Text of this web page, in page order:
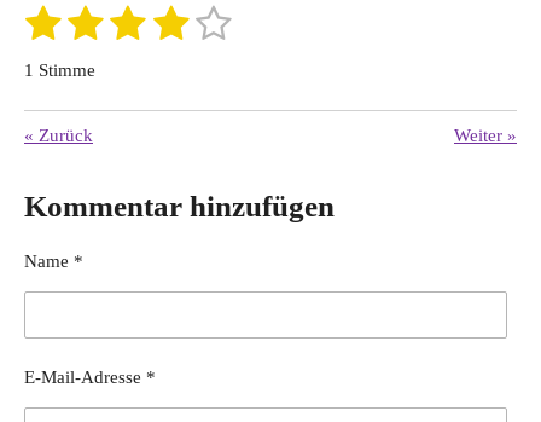
B
e
r
u
S
t
1
S
t
e
n
2
S
t
e
n
e
3
t
n
4
t
n
5
t
n
t
b
n
1 Stimme
« Zurück Weiter »
Kommentar hinzufügen
Name *
E-Mail-Adresse *